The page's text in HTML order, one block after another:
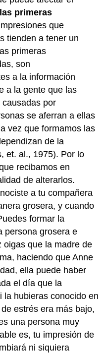
las primeras
que
tienden a tener un
primeras
son
a la información
a la gente que las
por
se aferran a ellas
vez que formamos las
de la
et. al., 1975). Por lo
recibamos en
de alterarlos.
a tu compañera
grosera, y cuando
formar la
persona grosera e
oigas que la madre de
haciendo que Anne
ella puede haber
el día que la
la hubieras conocido en
estrés era más bajo,
una persona muy
es, tu impresión de
ni siquiera